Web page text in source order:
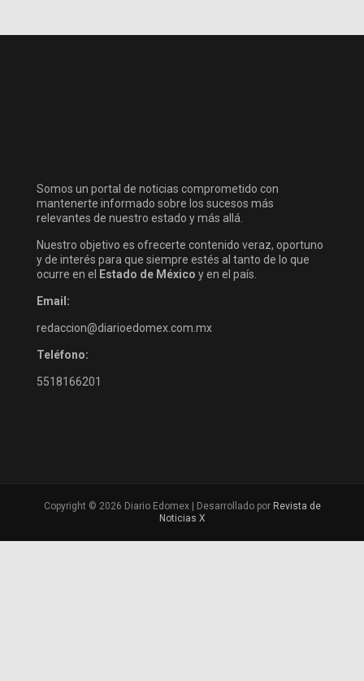
Somos un portal de noticias comprometido con
mantenerte informado sobre los sucesos más
relevantes de nuestro estado y más allá.
Nuestro objetivo es ofrecerte contenido veraz, oportuno
y de interés para que siempre estés al tanto de lo que
ocurre en el
Estado de México y en el país.
Email:
redaccion@diarioedomex.com.mx
Teléfono:
5518166201
Copyright © 2026 Diario Edomex | Desarrollado por Revista de
Noticias X